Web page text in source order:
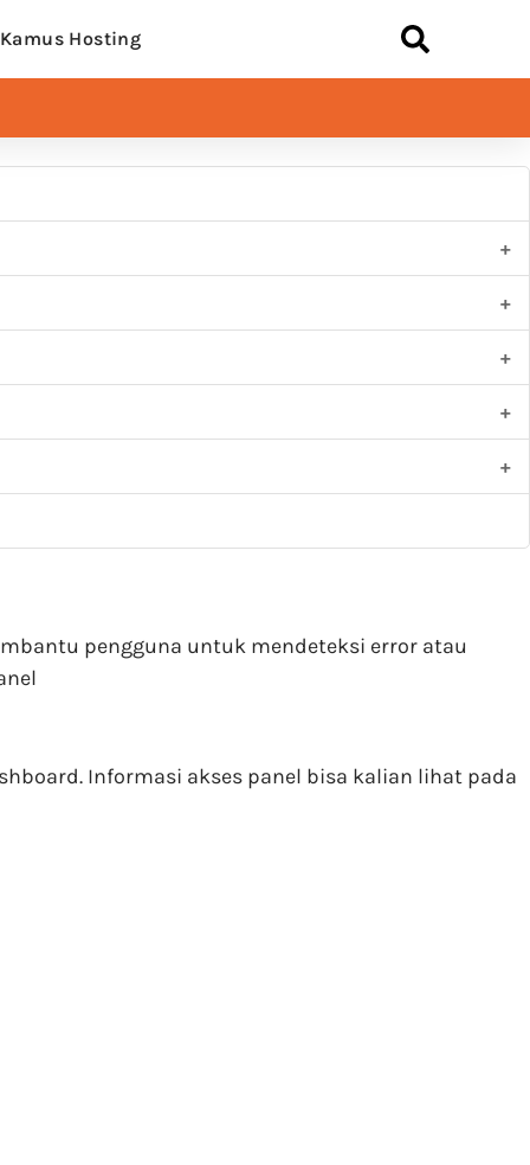
Kamus Hosting
pengguna untuk mendeteksi error atau
Informasi akses panel bisa kalian lihat pada